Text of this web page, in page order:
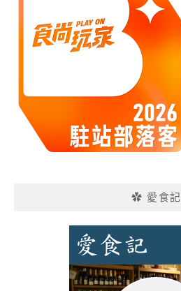
✿ 愛食記